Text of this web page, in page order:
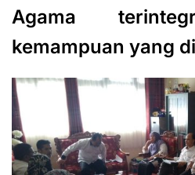
Agama
kemampuan yang